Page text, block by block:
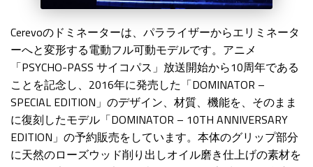
Cerevoのドミネーターは、パラライザーからエリミネータ
ーへと変形する電動フル可動モデルです。アニメ
「PSYCHO-PASS サイコパス」放送開始から10周年である
ことを記念し、2016年に発売した「DOMINATOR –
SPECIAL EDITION」のデザイン、材質、機能を、そのまま
に復刻したモデル「DOMINATOR – 10TH ANNIVERSARY
EDITION」の予約販売をしています。本体のグリップ部分
に天然のローズウッド削り出しオイル磨き仕上げの素材を